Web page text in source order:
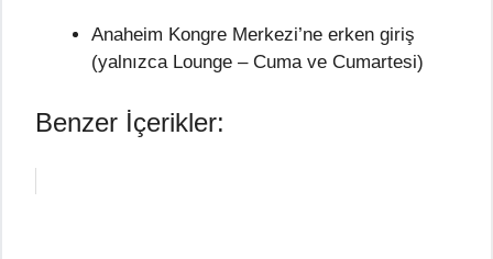
Anaheim Kongre Merkezi’ne erken giriş
(yalnızca Lounge – Cuma ve Cumartesi)
Benzer İçerikler: